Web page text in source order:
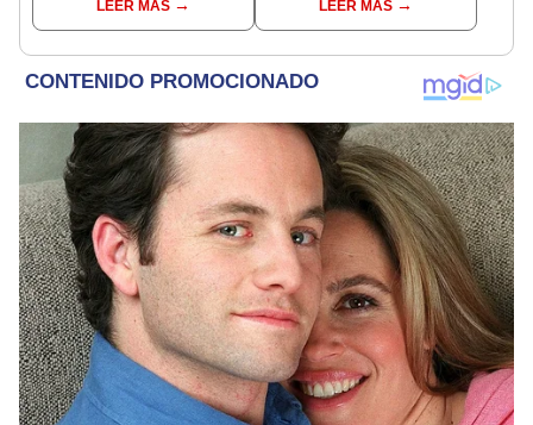
cuidar caballos, burros
y otros animales
LEER MÁS
pastillerosLEER MÁS